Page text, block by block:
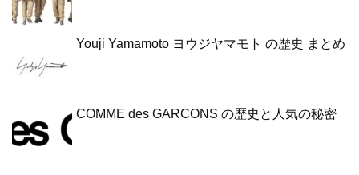
Youji Yamamoto ヨウジヤマモト の歴史 まとめ
COMME des GARCONS の歴史と人気の秘密